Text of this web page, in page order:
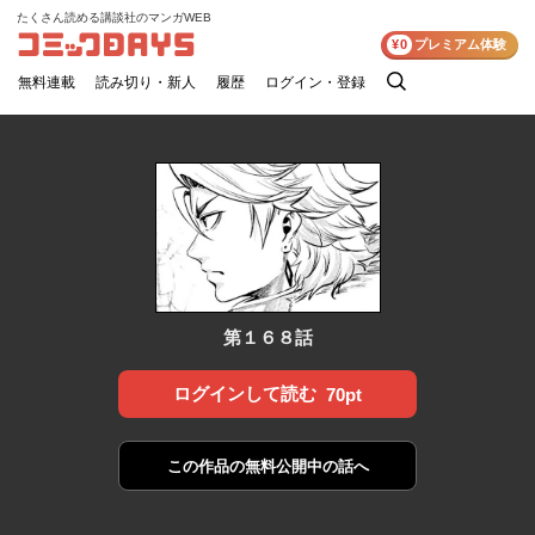
コミックDAYS
たくさん読める講談社のマンガWEB
無料連載 読み切り・新人 履歴 ログイン・登録
検
¥0 プレミアム体験
第１６８話
ログインして読む 70pt
この作品の無料公開中の話へ